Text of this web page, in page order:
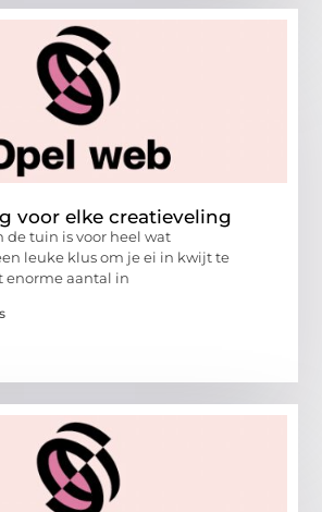
voor elke creatieveling
de tuin is voor heel wat
leuke klus om je ei in kwijt te
enorme aantal in